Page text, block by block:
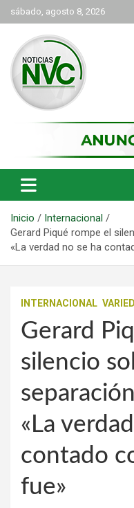
Saltar
al
contenido
sábado, agosto 8, 2026
NVC Noticias
Inicio
Internacional
Gerard Piqué rompe el
«La verdad no se ha
INTERNACIONAL
Gerard
silencio
«La
contado
fue»